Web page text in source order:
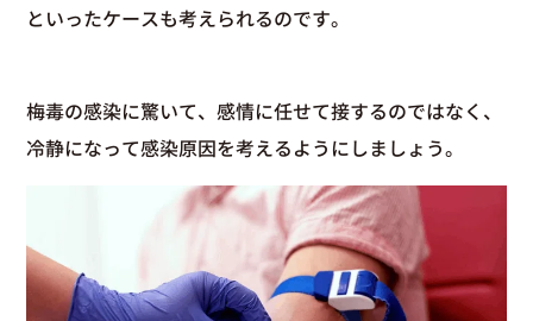
といったケースも考えられるのです。
梅毒の感染に驚いて、感情に任せて接するのではなく、
冷静になって感染原因を考えるようにしましょう。